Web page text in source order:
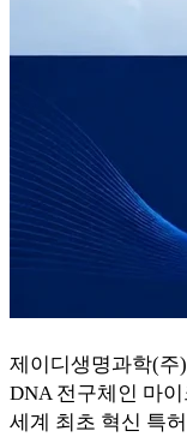
제이디생명과학(주
DNA 전구체인 마
세계 최초 혁신 특